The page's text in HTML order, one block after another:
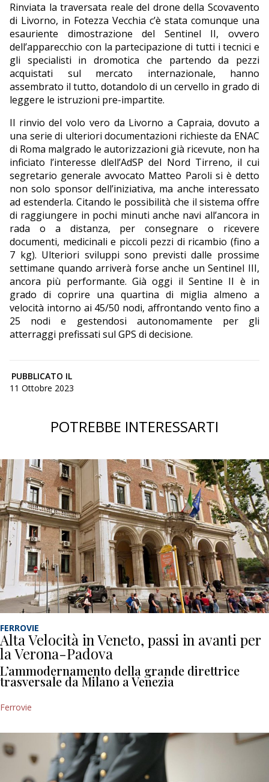
Rinviata la traversata reale del drone della Scovavento
di Livorno, in Fotezza Vecchia c’è stata comunque una
esauriente dimostrazione del Sentinel II, ovvero
dell’apparecchio con la partecipazione di tutti i tecnici e
gli specialisti in dromotica che partendo da pezzi
acquistati sul mercato internazionale, hanno
assembrato il tutto, dotandolo di un cervello in grado di
leggere le istruzioni pre-impartite.
Il rinvio del volo vero da Livorno a Capraia, dovuto a
una serie di ulteriori documentazioni richieste da ENAC
di Roma malgrado le autorizzazioni già ricevute, non ha
inficiato l’interesse dlell’AdSP del Nord Tirreno, il cui
segretario generale avvocato Matteo Paroli si è detto
non solo sponsor dell’iniziativa, ma anche interessato
ad estenderla. Citando le possibilità che il sistema offre
di raggiungere in pochi minuti anche navi all’ancora in
rada o a distanza, per consegnare o ricevere
documenti, medicinali e piccoli pezzi di ricambio (fino a
7 kg). Ulteriori sviluppi sono previsti dalle prossime
settimane quando arriverà forse anche un Sentinel III,
ancora più performante. Già oggi il Sentine II è in
grado di coprire una quartina di miglia almeno a
velocità intorno ai 45/50 nodi, affrontando vento fino a
25 nodi e gestendosi autonomamente per gli
atterraggi prefissati sul GPS di decisione.
PUBBLICATO IL
11 Ottobre 2023
POTREBBE INTERESSARTI
FERROVIE
Alta Velocità in Veneto, passi in avanti per
la Verona-Padova
L’ammodernamento della grande direttrice
trasversale da Milano a Venezia
Ferrovie